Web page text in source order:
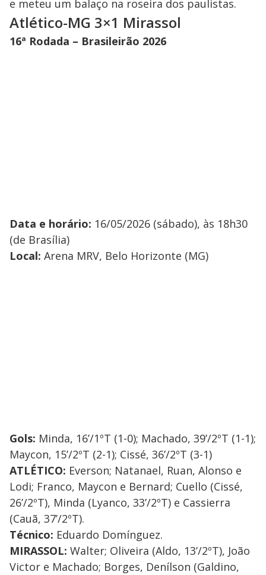
e meteu um balaço na roseira dos paulistas.
Atlético-MG 3×1 Mirassol
16ª Rodada – Brasileirão 2026
Data e horário: 16/05/2026 (sábado), às 18h30
(de Brasília)
Local: Arena MRV, Belo Horizonte (MG)
Gols: Minda, 16’/1ºT (1-0); Machado, 39’/2ºT (1-1);
Maycon, 15’/2ºT (2-1); Cissé, 36’/2ºT (3-1)
ATLÉTICO: Everson; Natanael, Ruan, Alonso e
Lodi; Franco, Maycon e Bernard; Cuello (Cissé,
26’/2ºT), Minda (Lyanco, 33’/2ºT) e Cassierra
(Cauã, 37’/2ºT).
Técnico: Eduardo Domínguez.
MIRASSOL: Walter; Oliveira (Aldo, 13’/2ºT), João
Victor e Machado; Borges, Denílson (Galdino,